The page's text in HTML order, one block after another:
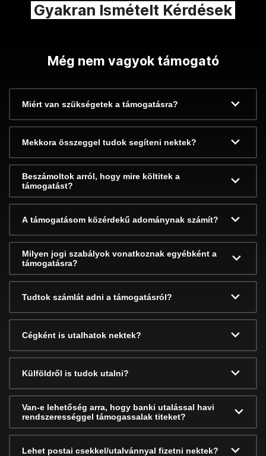
Gyakran Ismételt Kérdések
Még nem vagyok támogató
Miért van szükségetek a támogatásra?
Mekkora összeggel tudok segíteni nektek?
Beszámoltok arról, hogy mire költitek a
támogatást?
A támogatásom közérdekű adománynak számít?
Milyen jogi szabályok vonatkoznak egyébként a
támogatásra?
Tudtok számlát adni a támogatásról?
Cégként is utalhatok nektek?
Külföldről is tudok utalni?
Van-e lehetőség arra, hogy banki utalással havi
rendszerességgel támogassalak titeket?
Lehet postai csekkel/utalvánnyal fizetni nektek?